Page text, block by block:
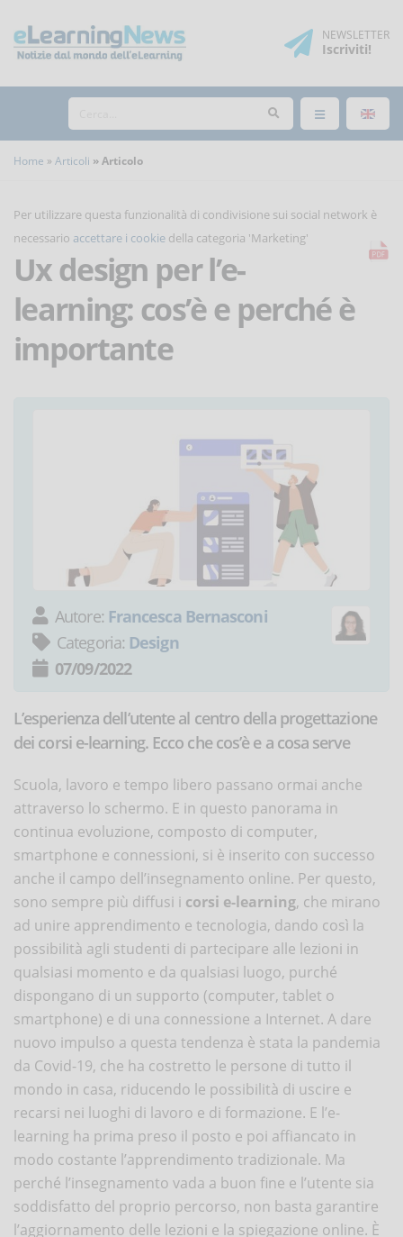
NEWSLETTER
Iscriviti!
Home Articoli Articolo
Per utilizzare questa funzionalità di condivisione sui social network è
necessario accettare i cookie della categoria 'Marketing'
Ux design per l’e-
learning: cos’è e perché è
importante
Autore: Francesca Bernasconi
Categoria: Design
07/09/2022
L’esperienza dell’utente al centro della progettazione
dei corsi e-learning. Ecco che cos’è e a cosa serve
Scuola, lavoro e tempo libero passano ormai anche
attraverso lo schermo. E in questo panorama in
continua evoluzione, composto di computer,
smartphone e connessioni, si è inserito con successo
anche il campo dell’insegnamento online. Per questo,
sono sempre più diffusi i corsi e-learning, che mirano
ad unire apprendimento e tecnologia, dando così la
possibilità agli studenti di partecipare alle lezioni in
qualsiasi momento e da qualsiasi luogo, purché
dispongano di un supporto (computer, tablet o
smartphone) e di una connessione a Internet. A dare
nuovo impulso a questa tendenza è stata la pandemia
da Covid-19, che ha costretto le persone di tutto il
mondo in casa, riducendo le possibilità di uscire e
recarsi nei luoghi di lavoro e di formazione. E l’e-
learning ha prima preso il posto e poi affiancato in
modo costante l’apprendimento tradizionale. Ma
perché l’insegnamento vada a buon fine e l’utente sia
soddisfatto del proprio percorso, non basta garantire
l’aggiornamento delle lezioni e la spiegazione online. È